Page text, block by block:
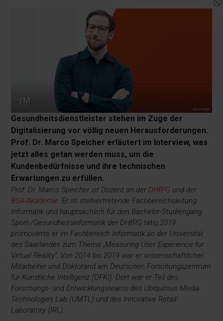
Gesundheitsdienstleister stehen im Zuge der
Digitalisierung vor völlig neuen Herausforderungen.
Prof. Dr. Marco Speicher erläutert im Interview, was
jetzt alles getan werden muss, um die
Kundenbedürfnisse und ihre technischen
Erwartungen zu erfüllen.
Prof. Dr. Marco Speicher ist Dozent an der DHfPG und der
BSA-Akademie . Er ist stellvertretende Fachbereichsleitung
Informatik und hauptsächlich für den Bachelor-Studiengang
Sport-/Gesundheitsinformatik der DHfPG tätig.2019
promovierte er im Fachbereich Informatik an der Universität
des Saarlandes zum Thema „Measuring User Experience for
Virtual Reality“. Von 2014 bis 2019 war er wissenschaftlicher
Mitarbeiter und Doktorand am Deutschen Forschungszentrum
für Künstliche Intelligenz (DFKI). Dort war er Teil des
Forschungs- und Entwicklungsteams des Ubiquitous Media
Technologies Lab (UMTL) und des Innovative Retail
Laboratory (IRL).